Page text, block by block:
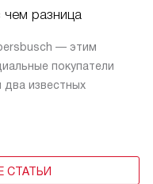
разница
— этим
покупатели
два известных
СТАТЬИ